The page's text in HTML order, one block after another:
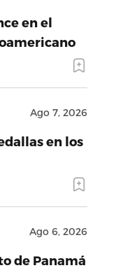
en el
Ago 7, 2026
en los
Ago 6, 2026
de Panamá